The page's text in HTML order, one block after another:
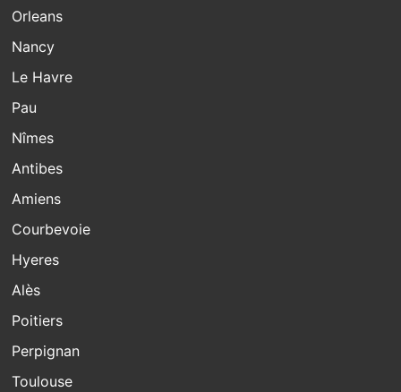
Orleans
Nancy
Le Havre
Pau
Nîmes
Antibes
Amiens
Courbevoie
Hyeres
Alès
Poitiers
Perpignan
Toulouse